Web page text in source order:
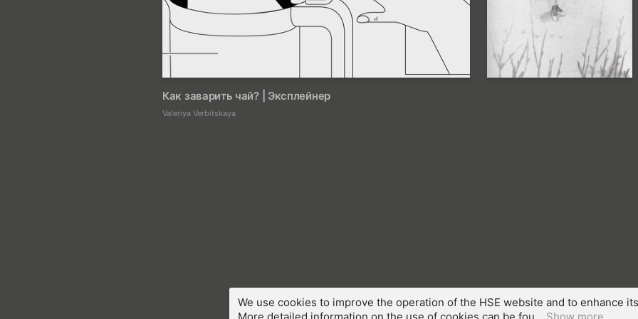
Как заварить чай? | Эксплейнер
Valeriya Verbitskaya
Anna Olehnovich 30
We use cookies to improve the operation of the HSE website and to enhance